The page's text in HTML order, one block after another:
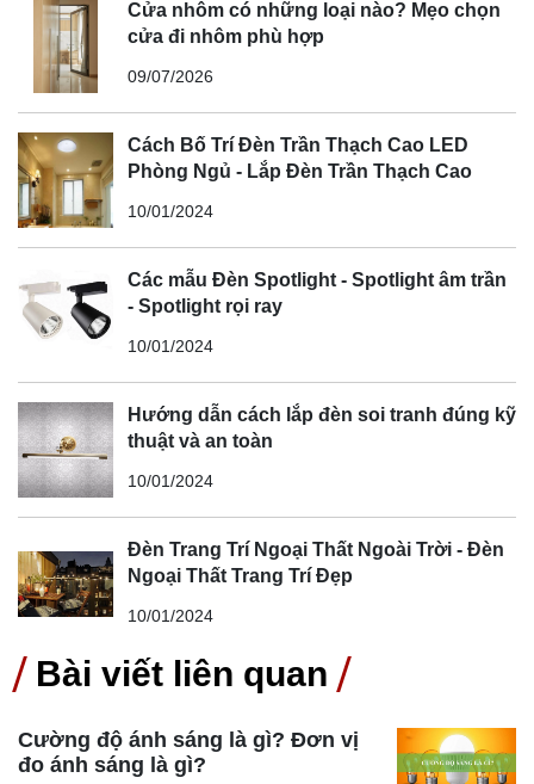
Cửa nhôm có những loại nào? Mẹo chọn
cửa đi nhôm phù hợp
09/07/2026
Cách Bố Trí Đèn Trần Thạch Cao LED
Phòng Ngủ - Lắp Đèn Trần Thạch Cao
10/01/2024
Các mẫu Đèn Spotlight - Spotlight âm trần
- Spotlight rọi ray
10/01/2024
Hướng dẫn cách lắp đèn soi tranh đúng kỹ
thuật và an toàn
10/01/2024
Đèn Trang Trí Ngoại Thất Ngoài Trời - Đèn
Ngoại Thất Trang Trí Đẹp
10/01/2024
Bài viết liên quan
Cường độ ánh sáng là gì? Đơn vị
đo ánh sáng là gì?